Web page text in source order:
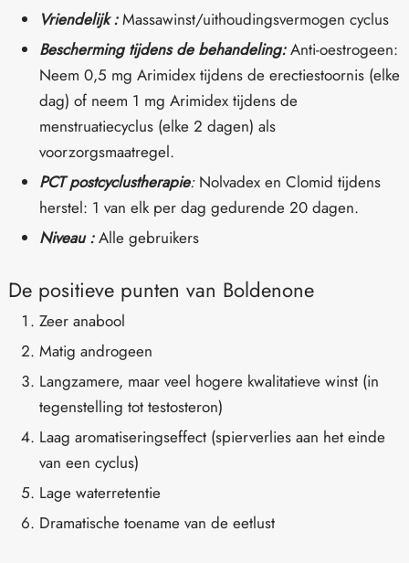
Vriendelijk :Massawinst/uithoudingsvermogen cyclus
Bescherming tijdens de behandeling:Anti-oestrogeen:
Neem 0,5 mg Arimidex tijdens de erectiestoornis (elke
dag) of neem 1 mg Arimidex tijdens de
menstruatiecyclus (elke 2 dagen) als
voorzorgsmaatregel.
PCT postcyclustherapie: Nolvadex en Clomid tijdens
herstel: 1 van elk per dag gedurende 20 dagen.
Niveau :Alle gebruikers
De positieve punten van Boldenone
Zeer anabool
Matig androgeen
Langzamere, maar veel hogere kwalitatieve winst (in
tegenstelling tot testosteron)
Laag aromatiseringseffect (spierverlies aan het einde
van een cyclus)
Lage waterretentie
Dramatische toename van de eetlust